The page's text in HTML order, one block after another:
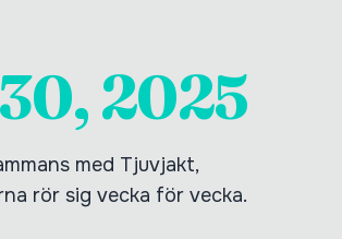
2025
med Tjuvjakt,
rör sig vecka för vecka.